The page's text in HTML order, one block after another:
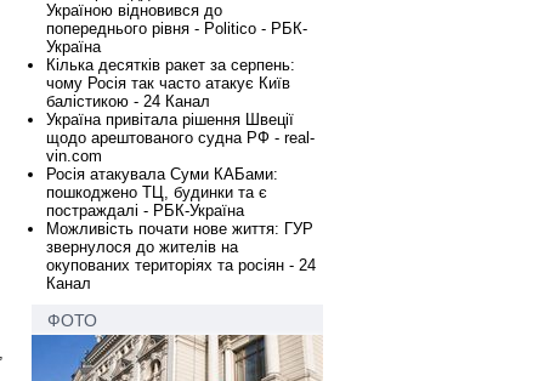
Україною відновився до
попереднього рівня - Politico - РБК-
Україна
Кілька десятків ракет за серпень:
чому Росія так часто атакує Київ
балістикою - 24 Канал
Україна привітала рішення Швеції
щодо арештованого судна РФ - real-
vin.com
Росія атакувала Суми КАБами:
пошкоджено ТЦ, будинки та є
постраждалі - РБК-Україна
Можливість почати нове життя: ГУР
звернулося до жителів на
окупованих територіях та росіян - 24
Канал
ФОТО